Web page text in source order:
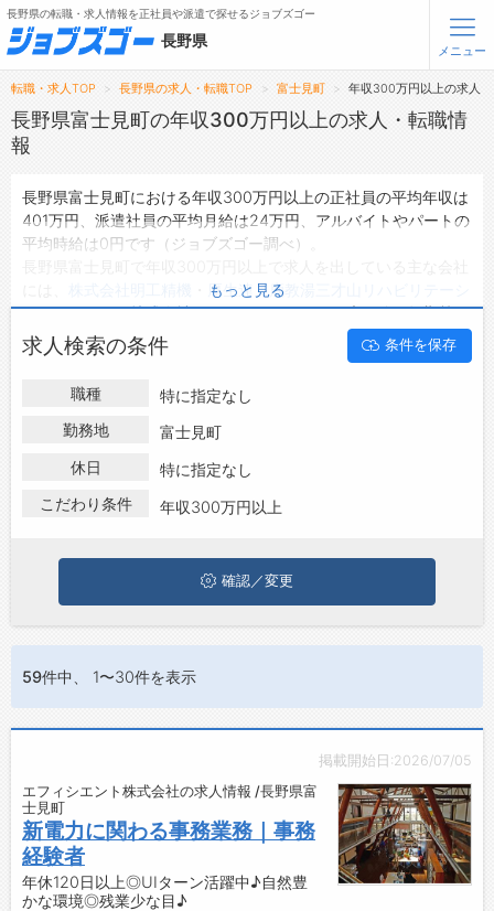
無料会員登録 ログイン
トップ
詳細情報で求人を探す
【初めての方へ】
長野県の求人検索で選ばれる理由
転職支援サービスについて
転職支援サービス
転職ノウハウ(応募書類の書き方・面接対策など)
転職・採用コラム
長野県の転職・求人情報を正社員や派遣で探せるジョブズゴー
長野県
メニュー
転職・求人TOP 長野県の求人・転職TOP 富士見町 年収300万円以上の求人
長野県富士見町の年収300万円以上の求人・転職情
報
長野県富士見町における年収300万円以上の正社員の平均年収は
401万円、派遣社員の平均月給は24万円、アルバイトやパートの
平均時給は0円です（ジョブズゴー調べ）。
厚生連 鹿教湯三才山リハビリテーシ
ョンセンター・株式会社 メックなどがあり、未経験や短期等ご
希望の条件で絞り込みができます。
長野県富士見町の地域密着型の求人サイトであるジョブズゴーで
は長野県富士見町の求人情報を41件取り扱っており、そのうち
社員の求人は34件、派遣社員の求人
の求人は0件です。
第二新卒から50代・60代以上の方の再就職も可能です。 長野県
富士見町で年収300万円以上の求人・転職情報を探している方
は、ぜひ興味のある職種に応募してみてくださいね。
もっと見る
求人検索の条件 条件を保存
職種
特に指定なし
勤務地
富士見町
休日
特に指定なし
こだわり条件
年収300万円以上
確認／変更
59件中、 1〜30件を表示
掲載開始日:2026/07/05
エフィシエント株式会社の求人情報 /長野県富
士見町
新電力に関わる事務業務｜事務
経験者
年休120日以上◎UIターン活躍中♪自然豊
かな環境◎残業少な目♪